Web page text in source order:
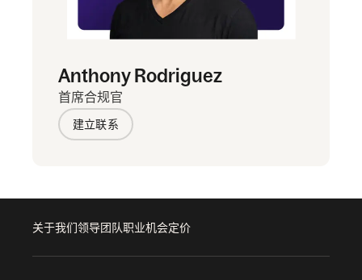
Anthony Rodriguez
首席合规官
建立联系
关于我们领导团队职业机会定价